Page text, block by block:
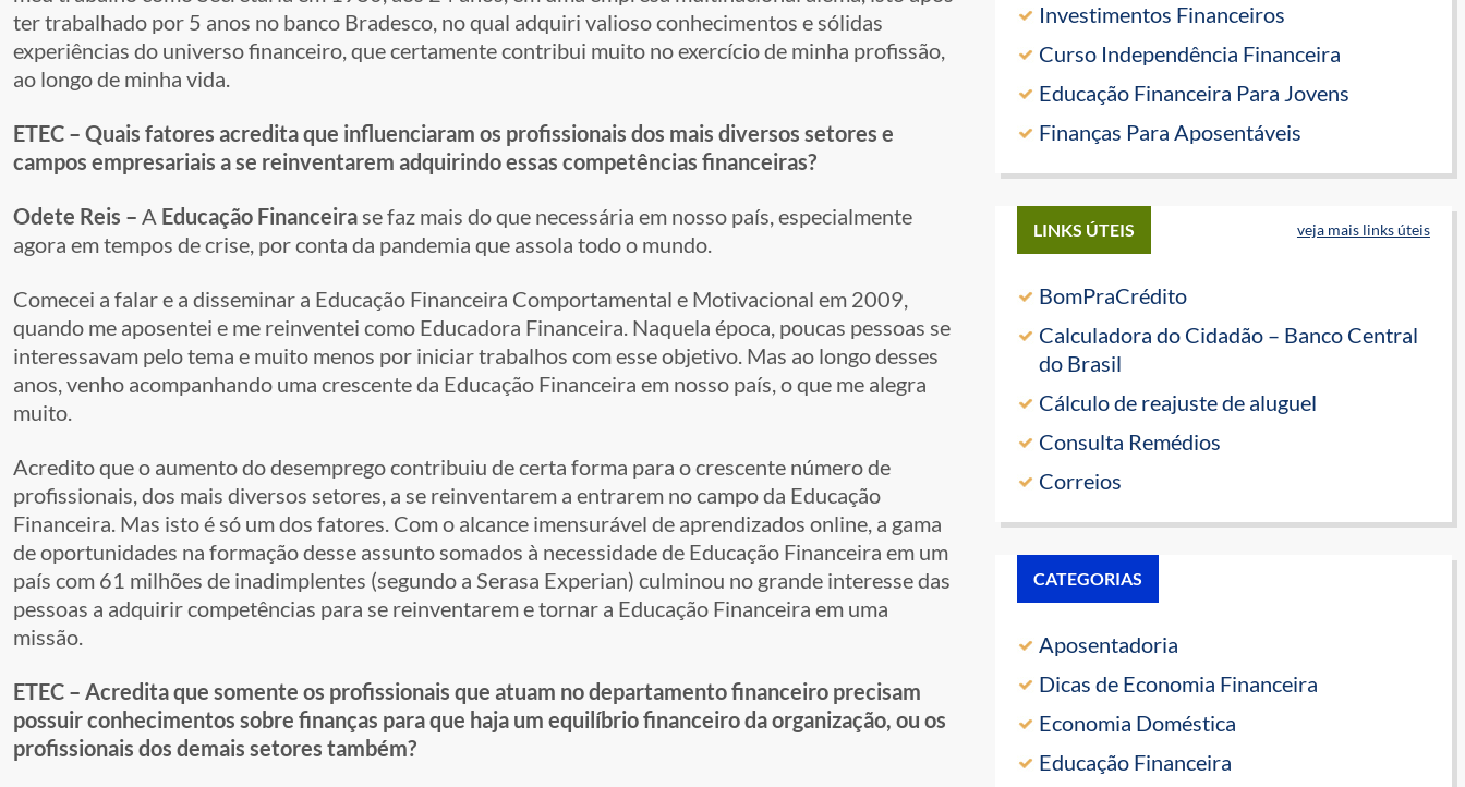
ter trabalhado por 5 anos no banco Bradesco, no qual adquiri valioso conhecimentos e sólidas
experiências do universo financeiro, que certamente contribui muito no exercício de minha profissão,
ao longo de minha vida.
ETEC – Quais fatores acredita que influenciaram os profissionais dos mais diversos setores e
campos empresariais a se reinventarem adquirindo essas competências financeiras?
Odete Reis – A Educação Financeirase faz mais do que necessária em nosso país, especialmente
agora em tempos de crise, por conta da pandemia que assola todo o mundo.
Comecei a falar e a disseminar a Educação Financeira Comportamental e Motivacional em 2009,
quando me aposentei e me reinventei como Educadora Financeira. Naquela época, poucas pessoas se
interessavam pelo tema e muito menos por iniciar trabalhos com esse objetivo. Mas ao longo desses
anos, venho acompanhando uma crescente da Educação Financeira em nosso país, o que me alegra
muito.
Acredito que o aumento do desemprego contribuiu de certa forma para o crescente número de
profissionais, dos mais diversos setores, a se reinventarem a entrarem no campo da Educação
Financeira. Mas isto é só um dos fatores. Com o alcance imensurável de aprendizados online, a gama
de oportunidades na formação desse assunto somados à necessidade de Educação Financeira em um
país com 61 milhões de inadimplentes (segundo a Serasa Experian) culminou no grande interesse das
pessoas a adquirir competências para se reinventarem e tornar a Educação Financeira em uma
missão.
ETEC – Acredita que somente os profissionais que atuam no departamento financeiro precisam
possuir conhecimentos sobre finanças para que haja um equilíbrio financeiro da organização, ou os
profissionais dos demais setores também?
Investimentos Financeiros
Curso Independência Financeira
Educação Financeira Para Jovens
Finanças Para Aposentáveis
LINKS ÚTEIS veja mais links úteis
BomPraCrédito
Calculadora do Cidadão – Banco Central
do Brasil
Cálculo de reajuste de aluguel
Consulta Remédios
Correios
CATEGORIAS
Aposentadoria
Dicas de Economia Financeira
Economia Doméstica
Educação Financeira